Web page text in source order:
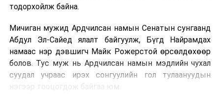
ДАРААХ МЭДЭЭ
Монголд ажиллалаа
Өнөөдөр нутгийн зүүн хагаст сэрүүхэн, бороотой байна
тодорхойлж байна.
Мичиган мужид Ардчилсан намын Сенатын сунгаанд
Абдул Эл-Сайед ялалт байгуулж, Бүгд Найрамдах
намаас нэр дэвшигч Майк Рожерстой өрсөлдөхөөр
болов. Тус муж нь Ардчилсан намын мэдлийн чухал
суудал учраас ирэх сонгуулийн гол тулаануудын
нэгээр тооцогдож байгаа юм.